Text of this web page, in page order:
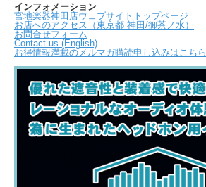
インフォメーション
宮地楽器神田店ウェブサイトトップページ
お店へのアクセス（東京都 神田/御茶ノ水）
お問合せフォーム
Contact us (English)
お得情報満載のメルマガ購読申し込みはこちら